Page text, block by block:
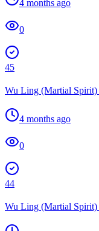
4 months ago
0
45
Wu Ling (Martial
4 months ago
0
44
Wu Ling (Martial